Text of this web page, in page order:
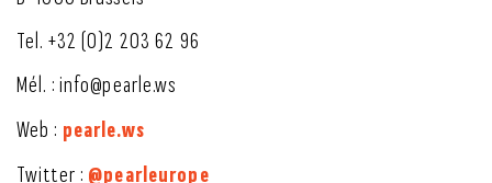
Tel. +32 (0)2 203 62 96
Mél. : info@pearle.ws
Web : pearle.ws
Twitter : @pearleurope